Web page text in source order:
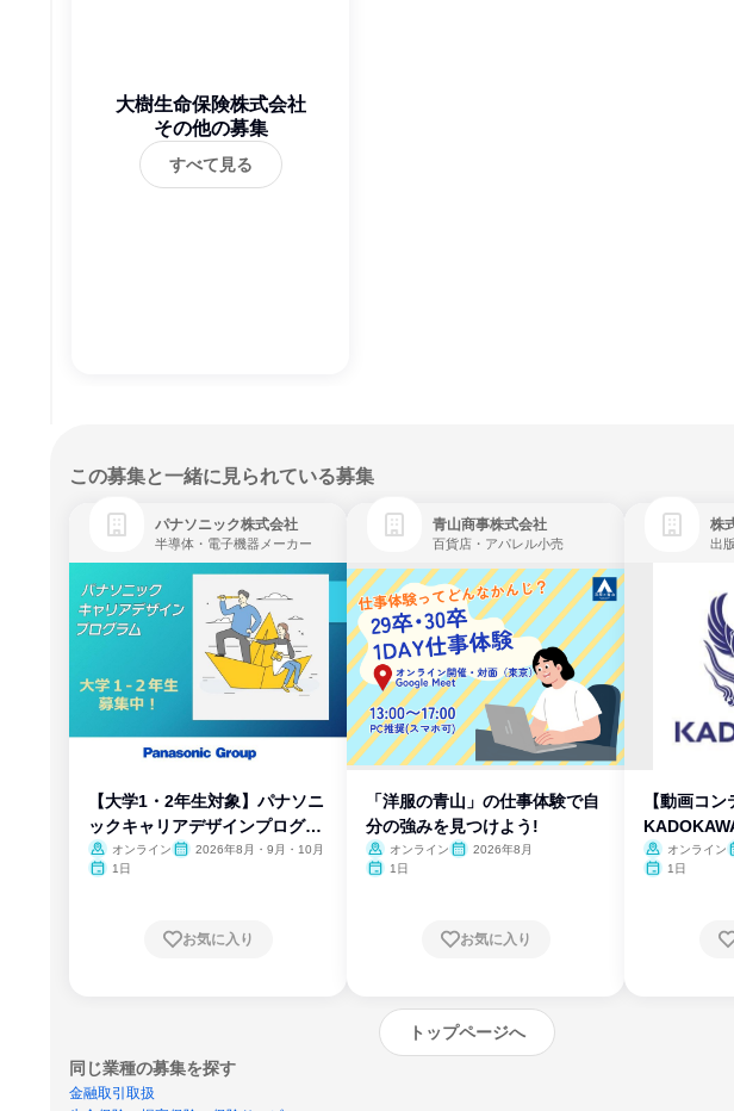
大樹生命保険株式会社
その他の募集
すべて見る
この募集と一緒に見られている募集
パナソニック株式会社
半導体・電子機器メーカー
【大学1・2年生対象】パナソニ
ックキャリアデザインプログラ
ム
オンライン
2026年8月・9月・10月
1日
お気に入り
青山商事株式会社
百貨店・アパレル小売
「洋服の青山」の仕事体験で自
分の強みを見つけよう!
オンライン
2026年8月
1日
お気に入り
株
出
【動画コン
オンライン
1日
トップページへ
同じ業種の募集を探す
金融取引取扱